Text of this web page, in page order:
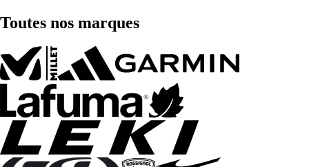
Toutes nos marques